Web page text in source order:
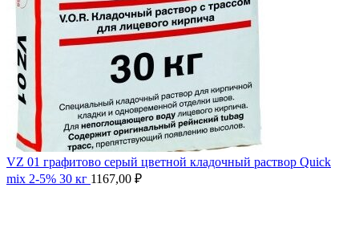
VZ 01 графитово серый цветной кладочный раствор Quick
mix 2-5% 30 кг 1167,00 ₽